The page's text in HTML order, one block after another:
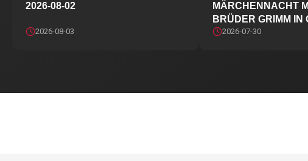
2026-08-02
2026-08-03
MÄRCHENNACHT
BRÜDER GRIMM IN
2026-07-30